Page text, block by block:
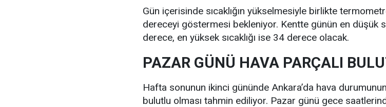
Gün içerisinde sıcaklığın yükselmesiyle birlikte
dereceyi göstermesi bekleniyor. Kentte günün en düşük
derece, en yüksek sıcaklığı ise 34 derece olacak.
PAZAR GÜNÜ HAVA PARÇALI
Hafta sonunun ikinci gününde Ankara’da hava
bulutlu olması tahmin ediliyor. Pazar günü gece